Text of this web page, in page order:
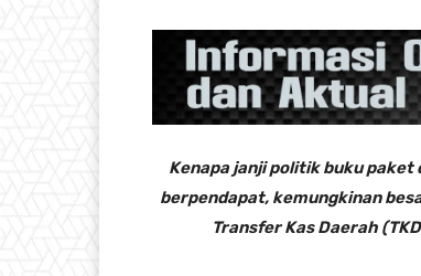
Kenapa janji politik buku paket
berpendapat, kemungkinan
Transfer Kas Daerah